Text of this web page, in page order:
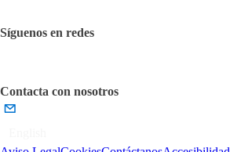
Síguenos en redes
Contacta con nosotros